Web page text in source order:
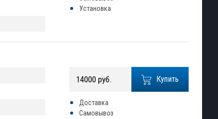
Установка
Купить
14000 руб.
Доставка
Самовывоз